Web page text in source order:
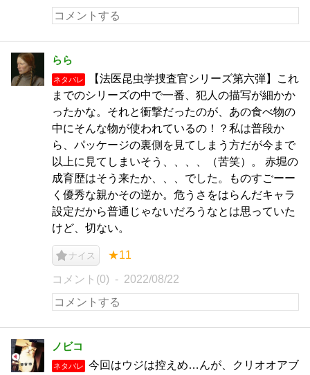
らら
ネタバレ
【法医昆虫学捜査官シリーズ第六弾】これ
までのシリーズの中で一番、犯人の描写が細かか
ったかな。それと衝撃だったのが、あの食べ物の
中にそんな物が使われているの！？私は普段か
ら、パッケージの裏側を見てしまう方だが今まで
以上に見てしまいそう、、、、（苦笑）。 赤堀の
成育歴はそう来たか、、、でした。ものすごーー
く優秀な親かその逆か。危うさをはらんだキャラ
設定だから普通じゃないだろうなとは思っていた
けど、切ない。
ナイス ★11
コメント(0) 2022/08/22
ノビコ
ネタバレ
今回はウジは控えめ…んが、クリオオアブ